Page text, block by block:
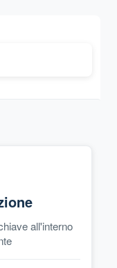
all'interno